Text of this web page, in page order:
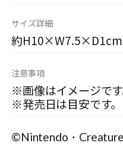
サイズ詳細
約
注意事項
※画像はイメージです
※発売日は目安です。
©Nintendo・